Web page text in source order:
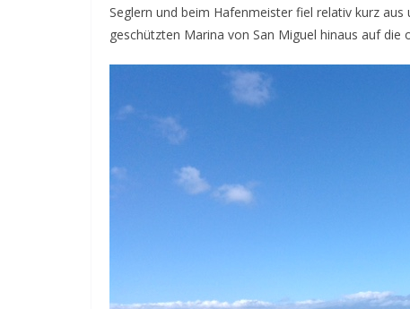
Seglern und beim Hafenmeister fiel relativ kurz
geschützten Marina von San Miguel hinaus auf die